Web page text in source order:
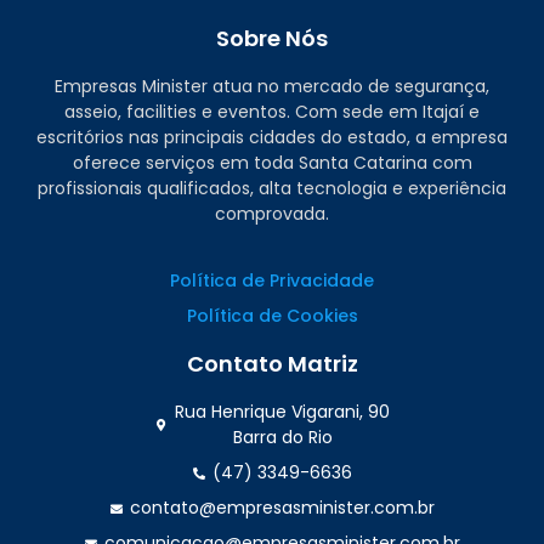
Sobre Nós
Empresas Minister atua no mercado de segurança,
asseio, facilities e eventos. Com sede em Itajaí e
escritórios nas principais cidades do estado, a empresa
oferece serviços em toda Santa Catarina com
profissionais qualificados, alta tecnologia e experiência
comprovada.
Política de Privacidade
Política de Cookies
Contato Matriz
Rua Henrique Vigarani, 90
Barra do Rio
(47) 3349-6636
contato@empresasminister.com.br